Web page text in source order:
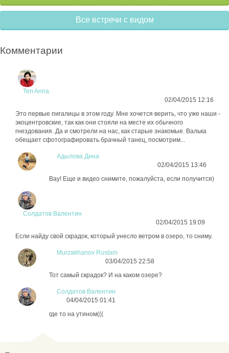
Все встречи с видом
Комментарии
Ten Anna
02/04/2015 12:16
Это первые пигалицы в этом году. Мне хочется верить, что уже наши -
экоцентровские, так как они стояли на месте их обычного
гнездования. Да и смотрели на нас, как старые знакомые. Валька
обещает сфотографировать брачный танец, посмотрим...
Адылова Дина
02/04/2015 13:46
Вау! Еще и видео снимите, пожалуйста, если получится)
Солдатов Валентин
02/04/2015 19:09
Если найду свой скрадок, который унесло ветром в озеро, то сниму.
Murzakhanov Rustam
03/04/2015 22:58
Тот самый скрадок? И на каком озере?
Солдатов Валентин
04/04/2015 01:41
где то на утином(((